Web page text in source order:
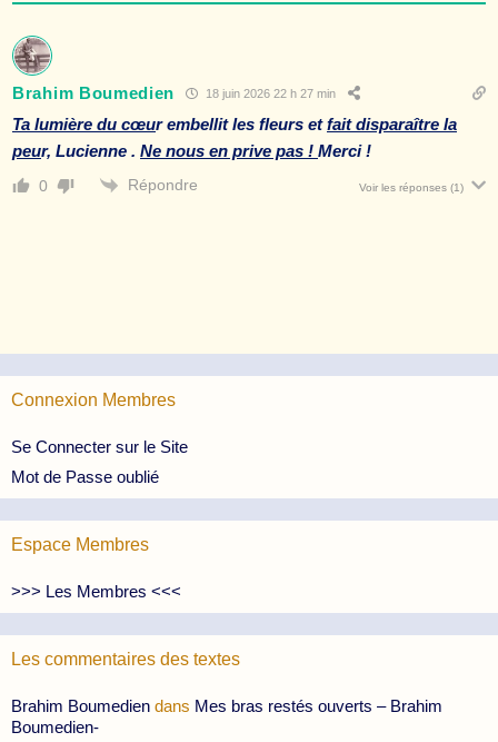
Brahim Boumedien 18 juin 2026 22 h 27 min
Ta lumière du cœur embellit les fleurs etfait disparaître la
peur, Lucienne . Ne nous en prive pas ! Merci !
0 Répondre Voir les réponses (1)
Connexion Membres
Se Connecter sur le Site
Mot de Passe oublié
Espace Membres
>>> Les Membres <<<
Les commentaires des textes
Brahim Boumedien dans Mes bras restés ouverts – Brahim
Boumedien-